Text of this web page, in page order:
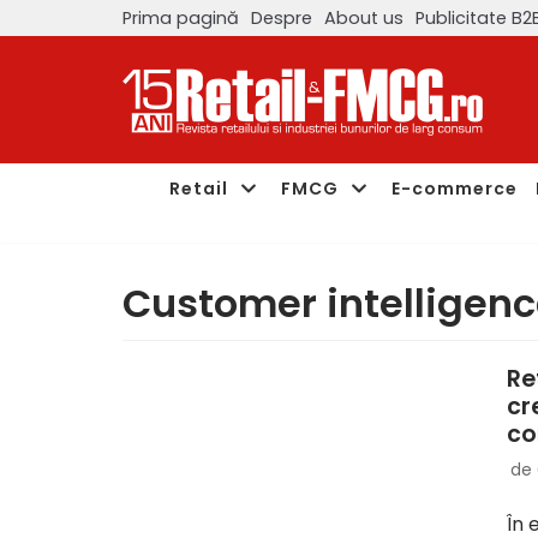
Prima pagină Despre About us Publicitate
Retail FMCG E-commerce
Customer
de
În